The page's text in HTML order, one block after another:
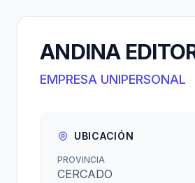
ANDINA
EMPRESA UNIPERSONAL
UBICACIÓN
PROVINCIA
CERCADO